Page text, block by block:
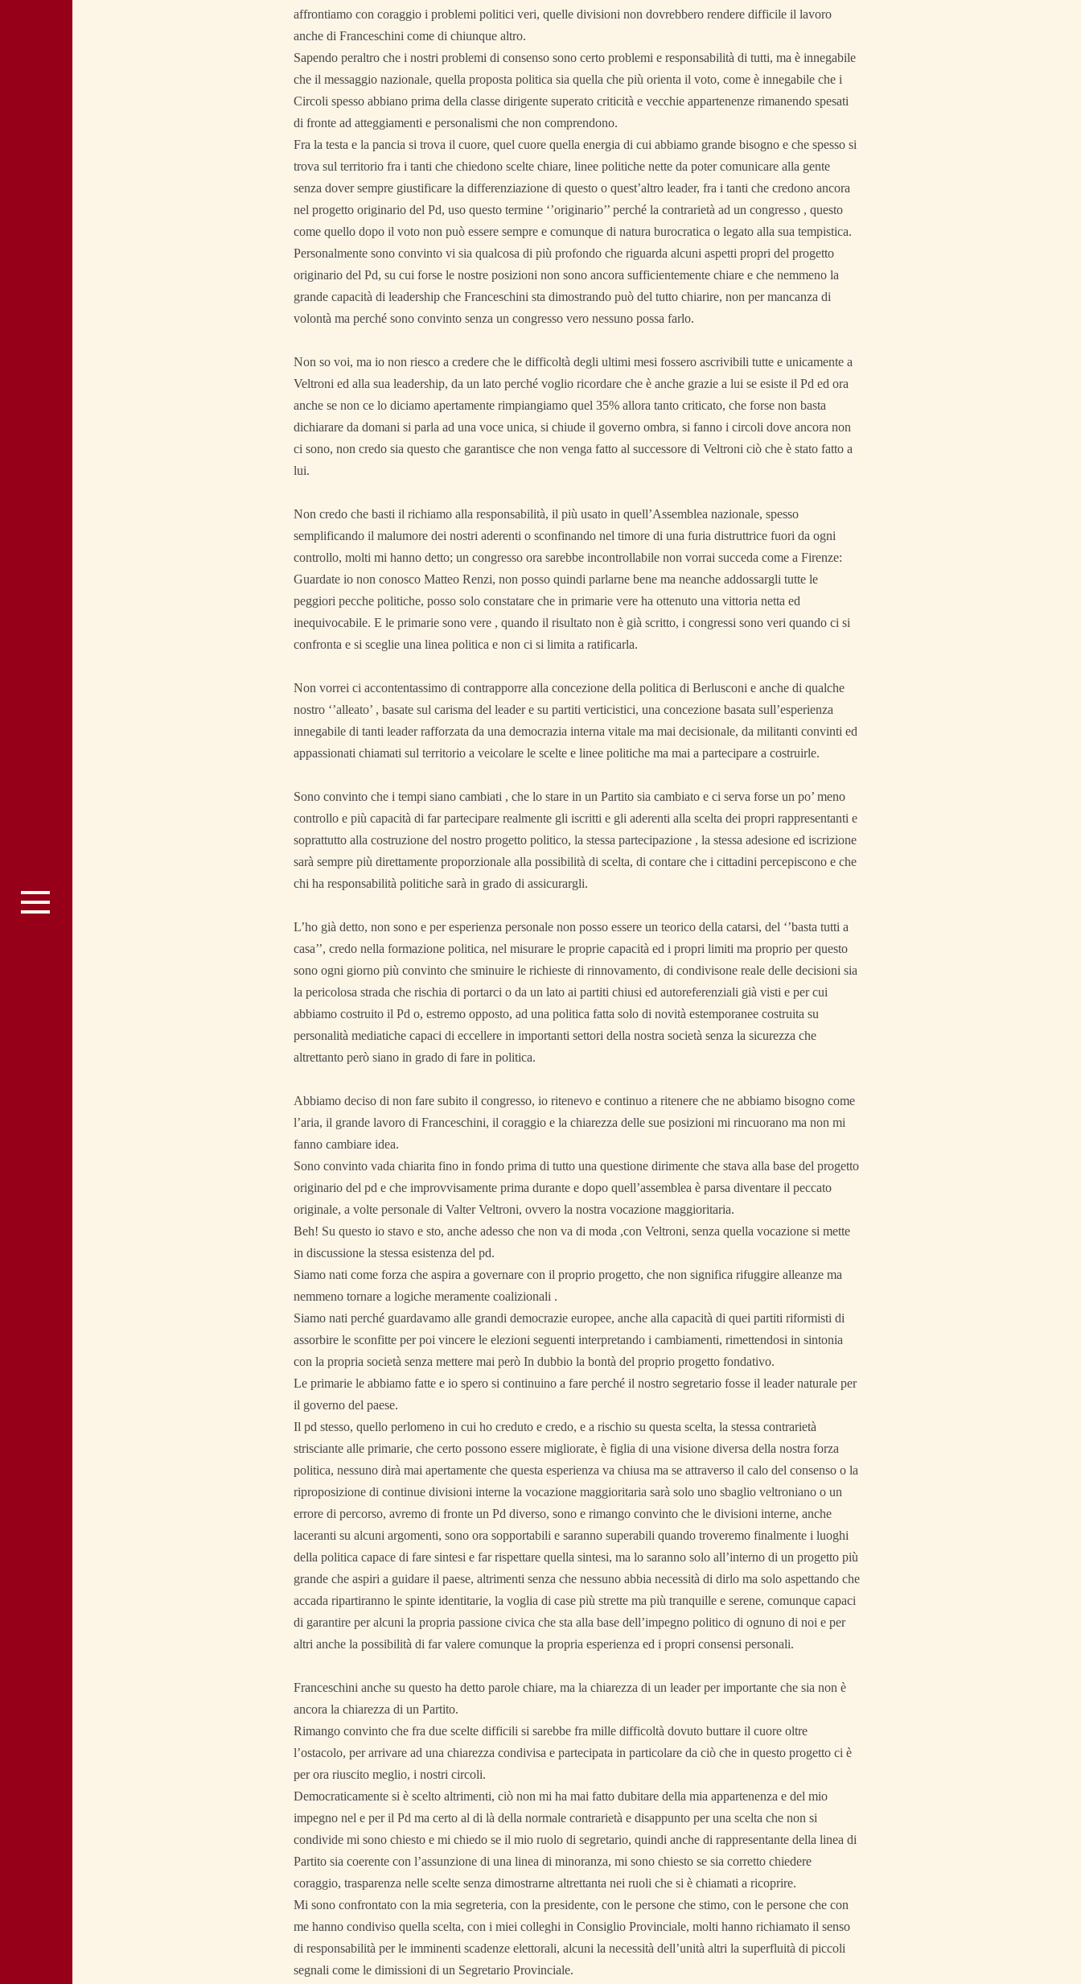
affrontiamo con coraggio i problemi politici veri, quelle divisioni non dovrebbero rendere difficile il lavoro
anche di Franceschini come di chiunque altro.
Sapendo peraltro che i nostri problemi di consenso sono certo problemi e responsabilità di tutti, ma è innegabile
che il messaggio nazionale, quella proposta politica sia quella che più orienta il voto, come è innegabile che i
Circoli spesso abbiano prima della classe dirigente superato criticità e vecchie appartenenze rimanendo spesati
di fronte ad atteggiamenti e personalismi che non comprendono.
Fra la testa e la pancia si trova il cuore, quel cuore quella energia di cui abbiamo grande bisogno e che spesso si
trova sul territorio fra i tanti che chiedono scelte chiare, linee politiche nette da poter comunicare alla gente
senza dover sempre giustificare la differenziazione di questo o quest’altro leader, fra i tanti che credono ancora
nel progetto originario del Pd, uso questo termine ‘’originario’’ perché la contrarietà ad un congresso , questo
come quello dopo il voto non può essere sempre e comunque di natura burocratica o legato alla sua tempistica.
Personalmente sono convinto vi sia qualcosa di più profondo che riguarda alcuni aspetti propri del progetto
originario del Pd, su cui forse le nostre posizioni non sono ancora sufficientemente chiare e che nemmeno la
grande capacità di leadership che Franceschini sta dimostrando può del tutto chiarire, non per mancanza di
volontà ma perché sono convinto senza un congresso vero nessuno possa farlo.
Non so voi, ma io non riesco a credere che le difficoltà degli ultimi mesi fossero ascrivibili tutte e unicamente a
Veltroni ed alla sua leadership, da un lato perché voglio ricordare che è anche grazie a lui se esiste il Pd ed ora
anche se non ce lo diciamo apertamente rimpiangiamo quel 35% allora tanto criticato, che forse non basta
dichiarare da domani si parla ad una voce unica, si chiude il governo ombra, si fanno i circoli dove ancora non
ci sono, non credo sia questo che garantisce che non venga fatto al successore di Veltroni ciò che è stato fatto a
lui.
Non credo che basti il richiamo alla responsabilità, il più usato in quell’Assemblea nazionale, spesso
semplificando il malumore dei nostri aderenti o sconfinando nel timore di una furia distruttrice fuori da ogni
controllo, molti mi hanno detto; un congresso ora sarebbe incontrollabile non vorrai succeda come a Firenze:
Guardate io non conosco Matteo Renzi, non posso quindi parlarne bene ma neanche addossargli tutte le
peggiori pecche politiche, posso solo constatare che in primarie vere ha ottenuto una vittoria netta ed
inequivocabile. E le primarie sono vere , quando il risultato non è già scritto, i congressi sono veri quando ci si
confronta e si sceglie una linea politica e non ci si limita a ratificarla.
Non vorrei ci accontentassimo di contrapporre alla concezione della politica di Berlusconi e anche di qualche
nostro ‘’alleato’ , basate sul carisma del leader e su partiti verticistici, una concezione basata sull’esperienza
innegabile di tanti leader rafforzata da una democrazia interna vitale ma mai decisionale, da militanti convinti ed
appassionati chiamati sul territorio a veicolare le scelte e linee politiche ma mai a partecipare a costruirle.
Sono convinto che i tempi siano cambiati , che lo stare in un Partito sia cambiato e ci serva forse un po’ meno
controllo e più capacità di far partecipare realmente gli iscritti e gli aderenti alla scelta dei propri rappresentanti e
soprattutto alla costruzione del nostro progetto politico, la stessa partecipazione , la stessa adesione ed iscrizione
sarà sempre più direttamente proporzionale alla possibilità di scelta, di contare che i cittadini percepiscono e che
chi ha responsabilità politiche sarà in grado di assicurargli.
L’ho già detto, non sono e per esperienza personale non posso essere un teorico della catarsi, del ‘’basta tutti a
casa’’, credo nella formazione politica, nel misurare le proprie capacità ed i propri limiti ma proprio per questo
sono ogni giorno più convinto che sminuire le richieste di rinnovamento, di condivisone reale delle decisioni sia
la pericolosa strada che rischia di portarci o da un lato ai partiti chiusi ed autoreferenziali già visti e per cui
abbiamo costruito il Pd o, estremo opposto, ad una politica fatta solo di novità estemporanee costruita su
personalità mediatiche capaci di eccellere in importanti settori della nostra società senza la sicurezza che
altrettanto però siano in grado di fare in politica.
Abbiamo deciso di non fare subito il congresso, io ritenevo e continuo a ritenere che ne abbiamo bisogno come
l’aria, il grande lavoro di Franceschini, il coraggio e la chiarezza delle sue posizioni mi rincuorano ma non mi
fanno cambiare idea.
Sono convinto vada chiarita fino in fondo prima di tutto una questione dirimente che stava alla base del progetto
originario del pd e che improvvisamente prima durante e dopo quell’assemblea è parsa diventare il peccato
originale, a volte personale di Valter Veltroni, ovvero la nostra vocazione maggioritaria.
Beh! Su questo io stavo e sto, anche adesso che non va di moda ,con Veltroni, senza quella vocazione si mette
in discussione la stessa esistenza del pd.
Siamo nati come forza che aspira a governare con il proprio progetto, che non significa rifuggire alleanze ma
nemmeno tornare a logiche meramente coalizionali .
Siamo nati perché guardavamo alle grandi democrazie europee, anche alla capacità di quei partiti riformisti di
assorbire le sconfitte per poi vincere le elezioni seguenti interpretando i cambiamenti, rimettendosi in sintonia
con la propria società senza mettere mai però In dubbio la bontà del proprio progetto fondativo.
Le primarie le abbiamo fatte e io spero si continuino a fare perché il nostro segretario fosse il leader naturale per
il governo del paese.
Il pd stesso, quello perlomeno in cui ho creduto e credo, e a rischio su questa scelta, la stessa contrarietà
strisciante alle primarie, che certo possono essere migliorate, è figlia di una visione diversa della nostra forza
politica, nessuno dirà mai apertamente che questa esperienza va chiusa ma se attraverso il calo del consenso o la
riproposizione di continue divisioni interne la vocazione maggioritaria sarà solo uno sbaglio veltroniano o un
errore di percorso, avremo di fronte un Pd diverso, sono e rimango convinto che le divisioni interne, anche
laceranti su alcuni argomenti, sono ora sopportabili e saranno superabili quando troveremo finalmente i luoghi
della politica capace di fare sintesi e far rispettare quella sintesi, ma lo saranno solo all’interno di un progetto più
grande che aspiri a guidare il paese, altrimenti senza che nessuno abbia necessità di dirlo ma solo aspettando che
accada ripartiranno le spinte identitarie, la voglia di case più strette ma più tranquille e serene, comunque capaci
di garantire per alcuni la propria passione civica che sta alla base dell’impegno politico di ognuno di noi e per
altri anche la possibilità di far valere comunque la propria esperienza ed i propri consensi personali.
Franceschini anche su questo ha detto parole chiare, ma la chiarezza di un leader per importante che sia non è
ancora la chiarezza di un Partito.
Rimango convinto che fra due scelte difficili si sarebbe fra mille difficoltà dovuto buttare il cuore oltre
l’ostacolo, per arrivare ad una chiarezza condivisa e partecipata in particolare da ciò che in questo progetto ci è
per ora riuscito meglio, i nostri circoli.
Democraticamente si è scelto altrimenti, ciò non mi ha mai fatto dubitare della mia appartenenza e del mio
impegno nel e per il Pd ma certo al di là della normale contrarietà e disappunto per una scelta che non si
condivide mi sono chiesto e mi chiedo se il mio ruolo di segretario, quindi anche di rappresentante della linea di
Partito sia coerente con l’assunzione di una linea di minoranza, mi sono chiesto se sia corretto chiedere
coraggio, trasparenza nelle scelte senza dimostrarne altrettanta nei ruoli che si è chiamati a ricoprire.
Mi sono confrontato con la mia segreteria, con la presidente, con le persone che stimo, con le persone che con
me hanno condiviso quella scelta, con i miei colleghi in Consiglio Provinciale, molti hanno richiamato il senso
di responsabilità per le imminenti scadenze elettorali, alcuni la necessità dell’unità altri la superfluità di piccoli
segnali come le dimissioni di un Segretario Provinciale.